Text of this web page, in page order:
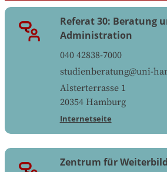
Referat 30: Beratung
Administration
040 42838-7000
studienberatung@uni-
Alsterterrasse 1
20354 Hamburg
Internetseite
Zentrum für